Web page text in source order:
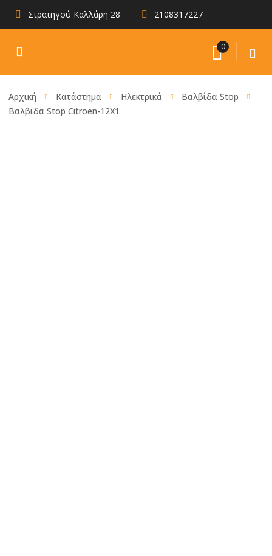
Στρατηγού Καλλάρη 28 2108317227
0
Αρχική Κατάστημα Ηλεκτρικά
Βαλβίδα Stop
Βαλβιδα Stop Citroen-12X1